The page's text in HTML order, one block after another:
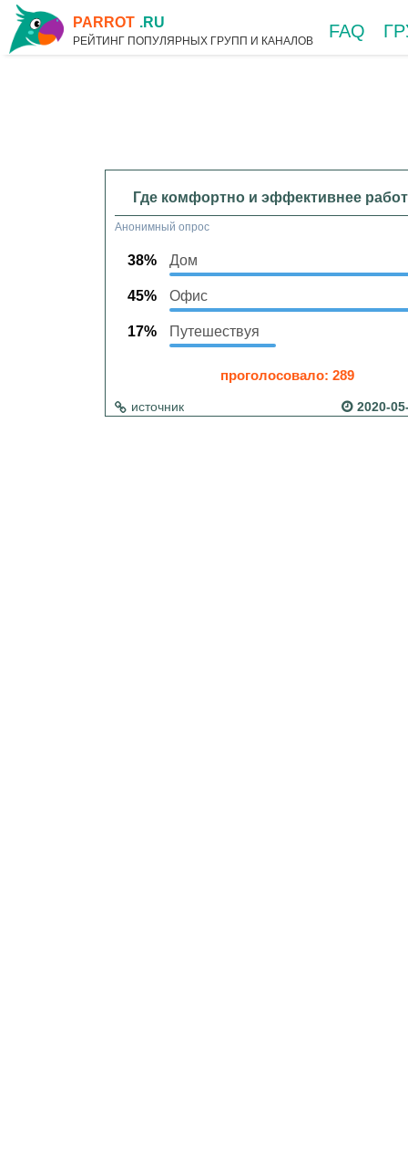
PARROT .RU
РЕЙТИНГ ПОПУЛЯРНЫХ ГРУПП И КАНАЛОВ FAQ
Где комфортно и эффективнее
Анонимный опрос
38% Дом
45% Офис
17% Путешествуя
проголосовало: 289
источник 2020-